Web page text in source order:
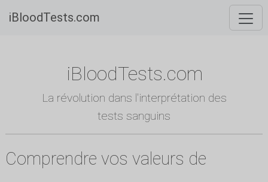
iBloodTests.com
iBloodTests.com
La révolution dans l'interprétation des
tests sanguins
Comprendre vos valeurs de